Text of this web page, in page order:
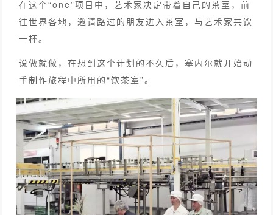
在这个“one”项目中，艺术家决定带着自己的茶室，前
往世界各地，邀请路过的朋友进入茶室，与艺术家共饮
一杯。
说做就做，在想到这个计划的不久后，塞内尔就开始动
手制作旅程中所用的“饮茶室”。